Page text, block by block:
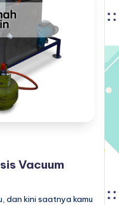
Vacuum
dan kini saatnya kamu